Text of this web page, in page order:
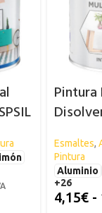
Pintura
Esmaltes,
Pintura
Aluminio
+26
4,15€ -